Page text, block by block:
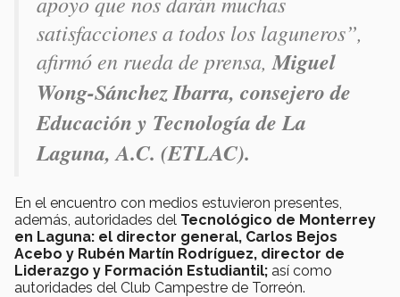
satisfacciones a todos los laguneros”,
afirmó en rueda de prensa, Miguel
Wong-Sánchez Ibarra, consejero de
Educación y Tecnología de La
Laguna, A.C. (ETLAC).
En el encuentro con medios estuvieron presentes,
además, autoridades del Tecnológico de Monterrey
en Laguna: el director general, Carlos Bejos
Acebo y Rubén Martín Rodríguez, director de
Liderazgo y Formación Estudiantil; así como
autoridades del Club Campestre de Torreón.